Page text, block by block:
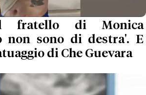
fratello di Monica
non sono di destra'. E
di Che Guevara